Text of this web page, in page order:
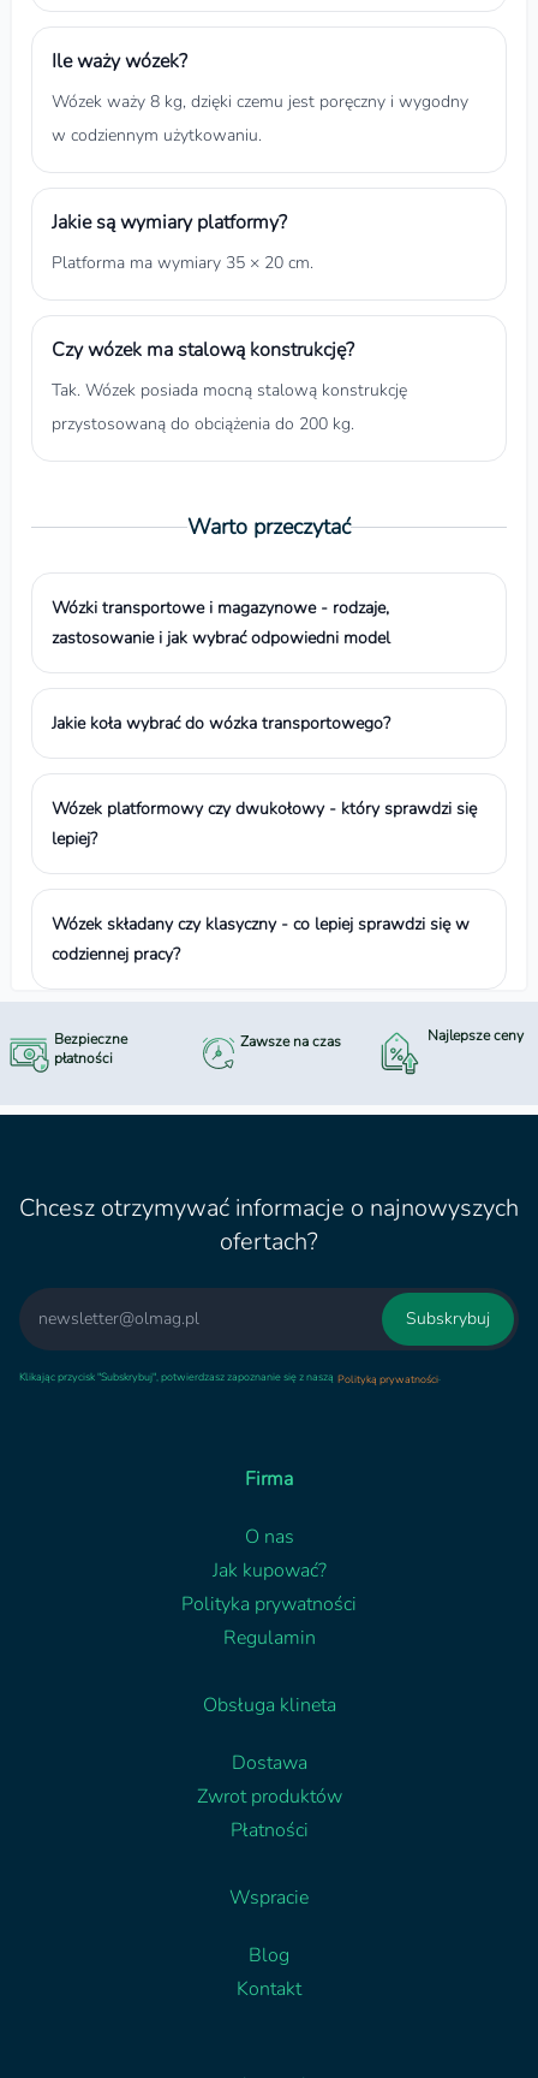
Ile waży wózek?
Wózek waży 8 kg, dzięki czemu jest poręczny i wygodny
w codziennym użytkowaniu.
Jakie są wymiary platformy?
Platforma ma wymiary 35 × 20 cm.
Czy wózek ma stalową konstrukcję?
Tak. Wózek posiada mocną stalową konstrukcję
przystosowaną do obciążenia do 200 kg.
Warto przeczytać
Wózki transportowe i magazynowe - rodzaje,
zastosowanie i jak wybrać odpowiedni model
Jakie koła wybrać do wózka transportowego?
Wózek platformowy czy dwukołowy - który sprawdzi się
lepiej?
Wózek składany czy klasyczny - co lepiej sprawdzi się w
codziennej pracy?
Bezpieczne
płatności
Zawsze na czas Najlepsze ceny
Chcesz otrzymywać informacje o najnowyszych
ofertach?
Email
Subskrybuj
Klikając przycisk "Subskrybuj", potwierdzasz zapoznanie się z naszą Polityką prywatności.
Firma
O nas
Jak kupować?
Polityka prywatności
Regulamin
Obsługa klineta
Dostawa
Zwrot produktów
Płatności
Wspracie
Blog
Kontakt